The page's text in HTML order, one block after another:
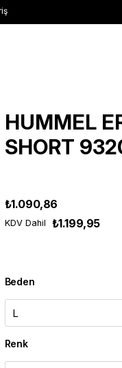
HUMMEL
SHORT
₺1.090,86
KDV Dahil ₺1.199,95
Beden
Renk